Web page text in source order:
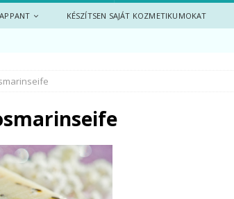
KÉSZÍTSEN SAJÁT KOZMETIKUMOKAT